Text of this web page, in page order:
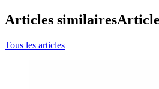
Articles similaires
Tous les articles